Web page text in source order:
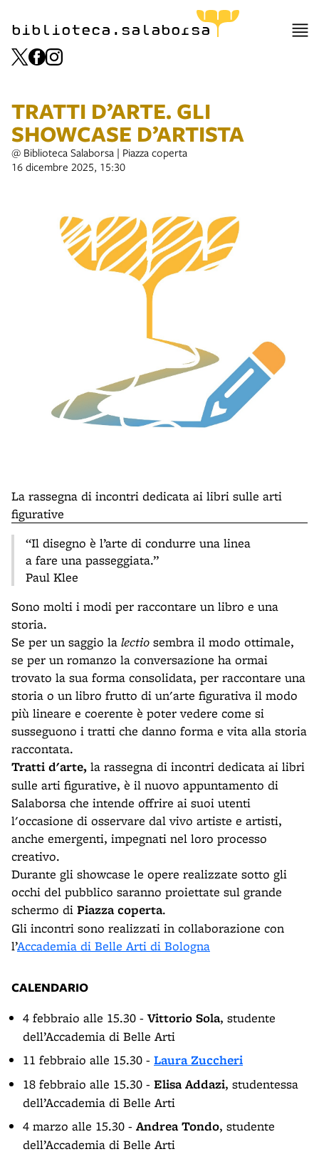
biblioteca.salaborsa
TRATTI D’ARTE. GLI
SHOWCASE D’ARTISTA
@ Biblioteca Salaborsa | Piazza coperta
16 dicembre 2025, 15:30
La rassegna di incontri dedicata ai libri sulle arti
figurative
“Il disegno è l’arte di condurre una linea
a fare una passeggiata.”
Paul Klee
Sono molti i modi per raccontare un libro e una
storia.
Se per un saggio la lectio sembra il modo ottimale,
se per un romanzo la conversazione ha ormai
trovato la sua forma consolidata, per raccontare una
storia o un libro frutto di un'arte figurativa il modo
più lineare e coerente è poter vedere come si
susseguono i tratti che danno forma e vita alla storia
raccontata.
Tratti d'arte, la rassegna di incontri dedicata ai libri
sulle arti figurative, è il nuovo appuntamento di
Salaborsa che intende offrire ai suoi utenti
l'occasione di osservare dal vivo artiste e artisti,
anche emergenti, impegnati nel loro processo
creativo.
Durante gli showcase le opere realizzate sotto gli
occhi del pubblico saranno proiettate sul grande
schermo di Piazza coperta.
Gli incontri sono realizzati in collaborazione con
l’Accademia di Belle Arti di Bologna
CALENDARIO
4 febbraio alle 15.30 - Vittorio Sola, studente
dell’Accademia di Belle Arti
11 febbraio alle 15.30 - Laura Zuccheri
18 febbraio alle 15.30 - Elisa Addazi, studentessa
dell’Accademia di Belle Arti
4 marzo alle 15.30 - Andrea Tondo, studente
dell’Accademia di Belle Arti